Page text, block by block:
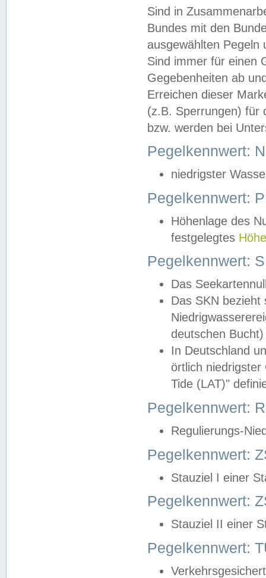
Sind in
Bundes mit den
ausgewählten
Sind immer für einen
Gegebenheiten ab
Erreichen dieser
(z.B. Sperrungen) für
bzw. werden bei
Pegelkennwert:
niedrigster
Pegelkennwert:
Höhenlage des
festgelegtes
Pegelkennwert:
Das
Das SKN
deutschen
In Deutschland
örtlich
Tide (LAT)"
Pegelkennwert:
Regulierungs-
Pegelkennwert:
Stauziel I einer
Pegelkennwert:
Stauziel II einer
Pegelkennwert: